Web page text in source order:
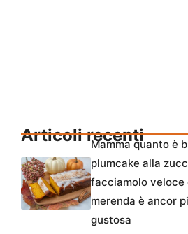
Articoli recenti
Mamma quanto è
plumcake alla
facciamolo veloce
merenda è ancor
gustosa